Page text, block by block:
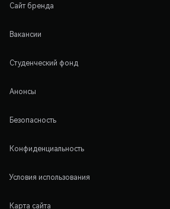
Сайт бренда
Вакансии
Студенческий фонд
Анонсы
Безопасность
Конфиденциальность
Условия использования
Карта сайта